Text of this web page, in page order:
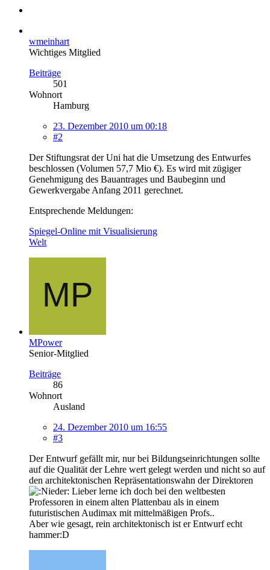
wmeinhart
Wichtiges Mitglied
Beiträge
501
Wohnort
Hamburg
23. Dezember 2010 um 00:18
#2
Der Stiftungsrat der Uni hat die Umsetzung des Entwurfes
beschlossen (Volumen 57,7 Mio €). Es wird mit zügiger
Genehmigung des Bauantrages und Baubeginn und
Gewerkvergabe Anfang 2011 gerechnet.
Entsprechende Meldungen:
Spiegel-Online mit Visualisierung
Welt
MPower
Senior-Mitglied
Beiträge
86
Wohnort
Ausland
24. Dezember 2010 um 16:55
#3
Der Entwurf gefällt mir, nur bei Bildungseinrichtungen sollte
auf die Qualität der Lehre wert gelegt werden und nicht so auf
den architektonischen Repräsentationswahn der Direktoren
Lieber lerne ich doch bei den weltbesten
Professoren in einem alten Plattenbau als in einem
futuristischen Audimax mit mittelmäßigen Profs..
Aber wie gesagt, rein architektonisch ist er Entwurf echt
hammer:D